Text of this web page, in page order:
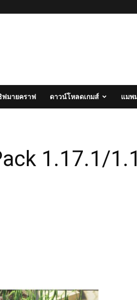
ฟมายคราฟ ดาวน์โหลดเกมส์ แมพ
1.17.1/